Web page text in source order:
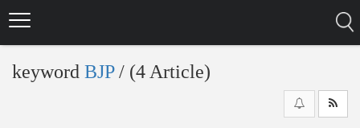
keyword BJP‎/ (4 Article)